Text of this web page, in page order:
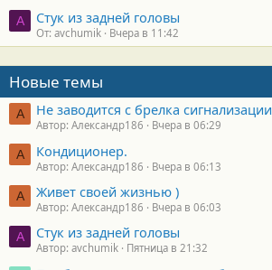
A Стук из задней головы
От: avchumik Вчера в 11:42
Новые темы
А Не заводится с брелка сигнализации
Автор: Александр186 Вчера в 06:29
А Кондиционер.
Автор: Александр186 Вчера в 06:13
А Живет своей жизнью )
Автор: Александр186 Вчера в 06:03
A Стук из задней головы
Автор: avchumik Пятница в 21:32